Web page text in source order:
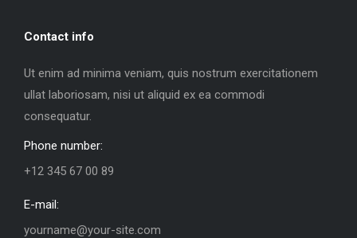
Contact info
Ut enim ad minima veniam, quis nostrum exercitationem
ullat laboriosam, nisi ut aliquid ex ea commodi
consequatur.
Phone number:
+12 345 67 00 89
E-mail:
yourname@your-site.com